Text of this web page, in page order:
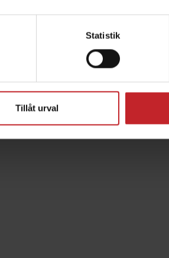
Statistik
Tillåt urval
Passar följande
Rapid 300-400C/S
370 mm såtallrik